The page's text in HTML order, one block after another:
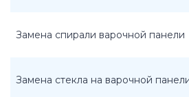
Замена спирали варочной панели
Замена стекла на варочной